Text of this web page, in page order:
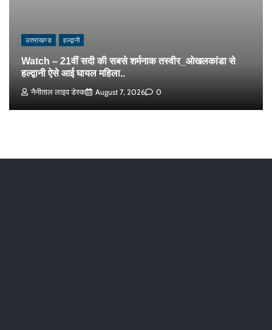
उत्तराखण्ड हल्द्वानी
Watch – 21वीं सदी की सबसे शर्मनाक तस्वीर_ओखलकांडा से
हल्द्वानी ऐसे आई घायल महिला..
नैनीताल लाइव डेस्क August 7, 2026 0